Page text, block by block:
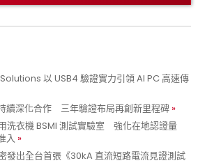
以 USB4 驗證實力引領 AI PC 高速傳
續深化合作 三年驗證布局再創新里程碑
洗衣機 BSMI 測試實驗室 強化在地認證量
入
發出全台首張《30kA 直流短路電流見證測試